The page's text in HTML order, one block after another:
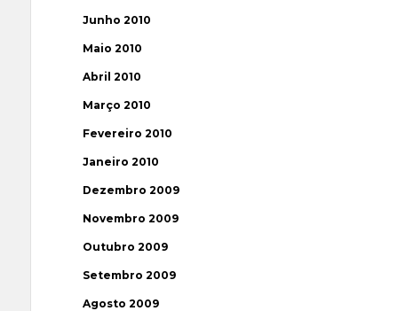
Junho 2010
Maio 2010
Abril 2010
Março 2010
Fevereiro 2010
Janeiro 2010
Dezembro 2009
Novembro 2009
Outubro 2009
Setembro 2009
Agosto 2009